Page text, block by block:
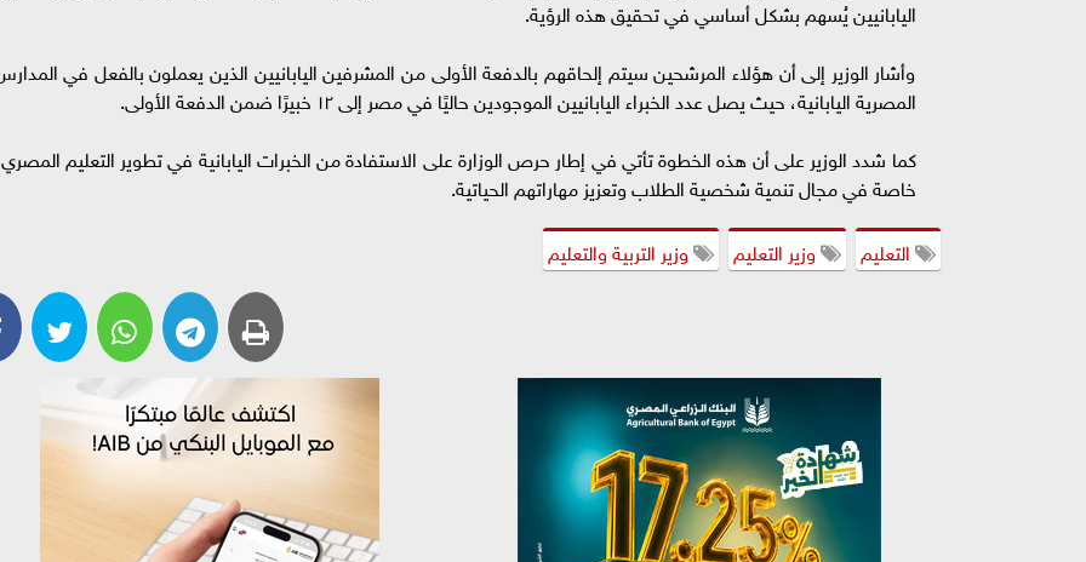
اليابانيين يُسهم بشكل أساسي في تحقيق هذه الرؤية.
وأشار الوزير إلى أن هؤلاء المرشحين سيتم إلحاقهم بالدفعة الأولى من المشرفين اليابانيين الذين يعملون بالفعل في
المصرية اليابانية، حيث يصل عدد الخبراء اليابانيين الموجودين حاليًا في مصر إلى ١٢ خبيرًا ضمن الدفعة الأولى.
كما شدد الوزير على أن هذه الخطوة تأتي في إطار حرص الوزارة على الاستفادة من الخبرات اليابانية في تطوير التعليم
خاصة في مجال تنمية شخصية الطلاب وتعزيز مهاراتهم الحياتية.
التعليم
وزير التعليم وزير التربية والتعليم